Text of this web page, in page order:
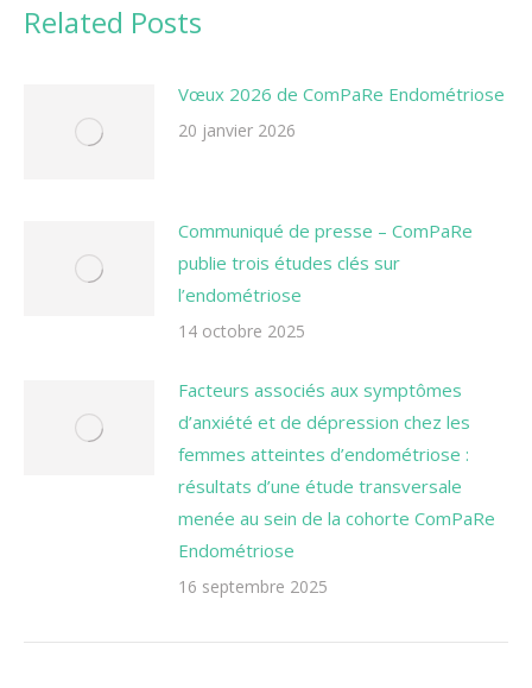
Related Posts
Vœux 2026 de ComPaRe Endométriose
20 janvier 2026
Communiqué de presse – ComPaRe
publie trois études clés sur
l’endométriose
14 octobre 2025
Facteurs associés aux symptômes
d’anxiété et de dépression chez les
femmes atteintes d’endométriose :
résultats d’une étude transversale
menée au sein de la cohorte ComPaRe
Endométriose
16 septembre 2025